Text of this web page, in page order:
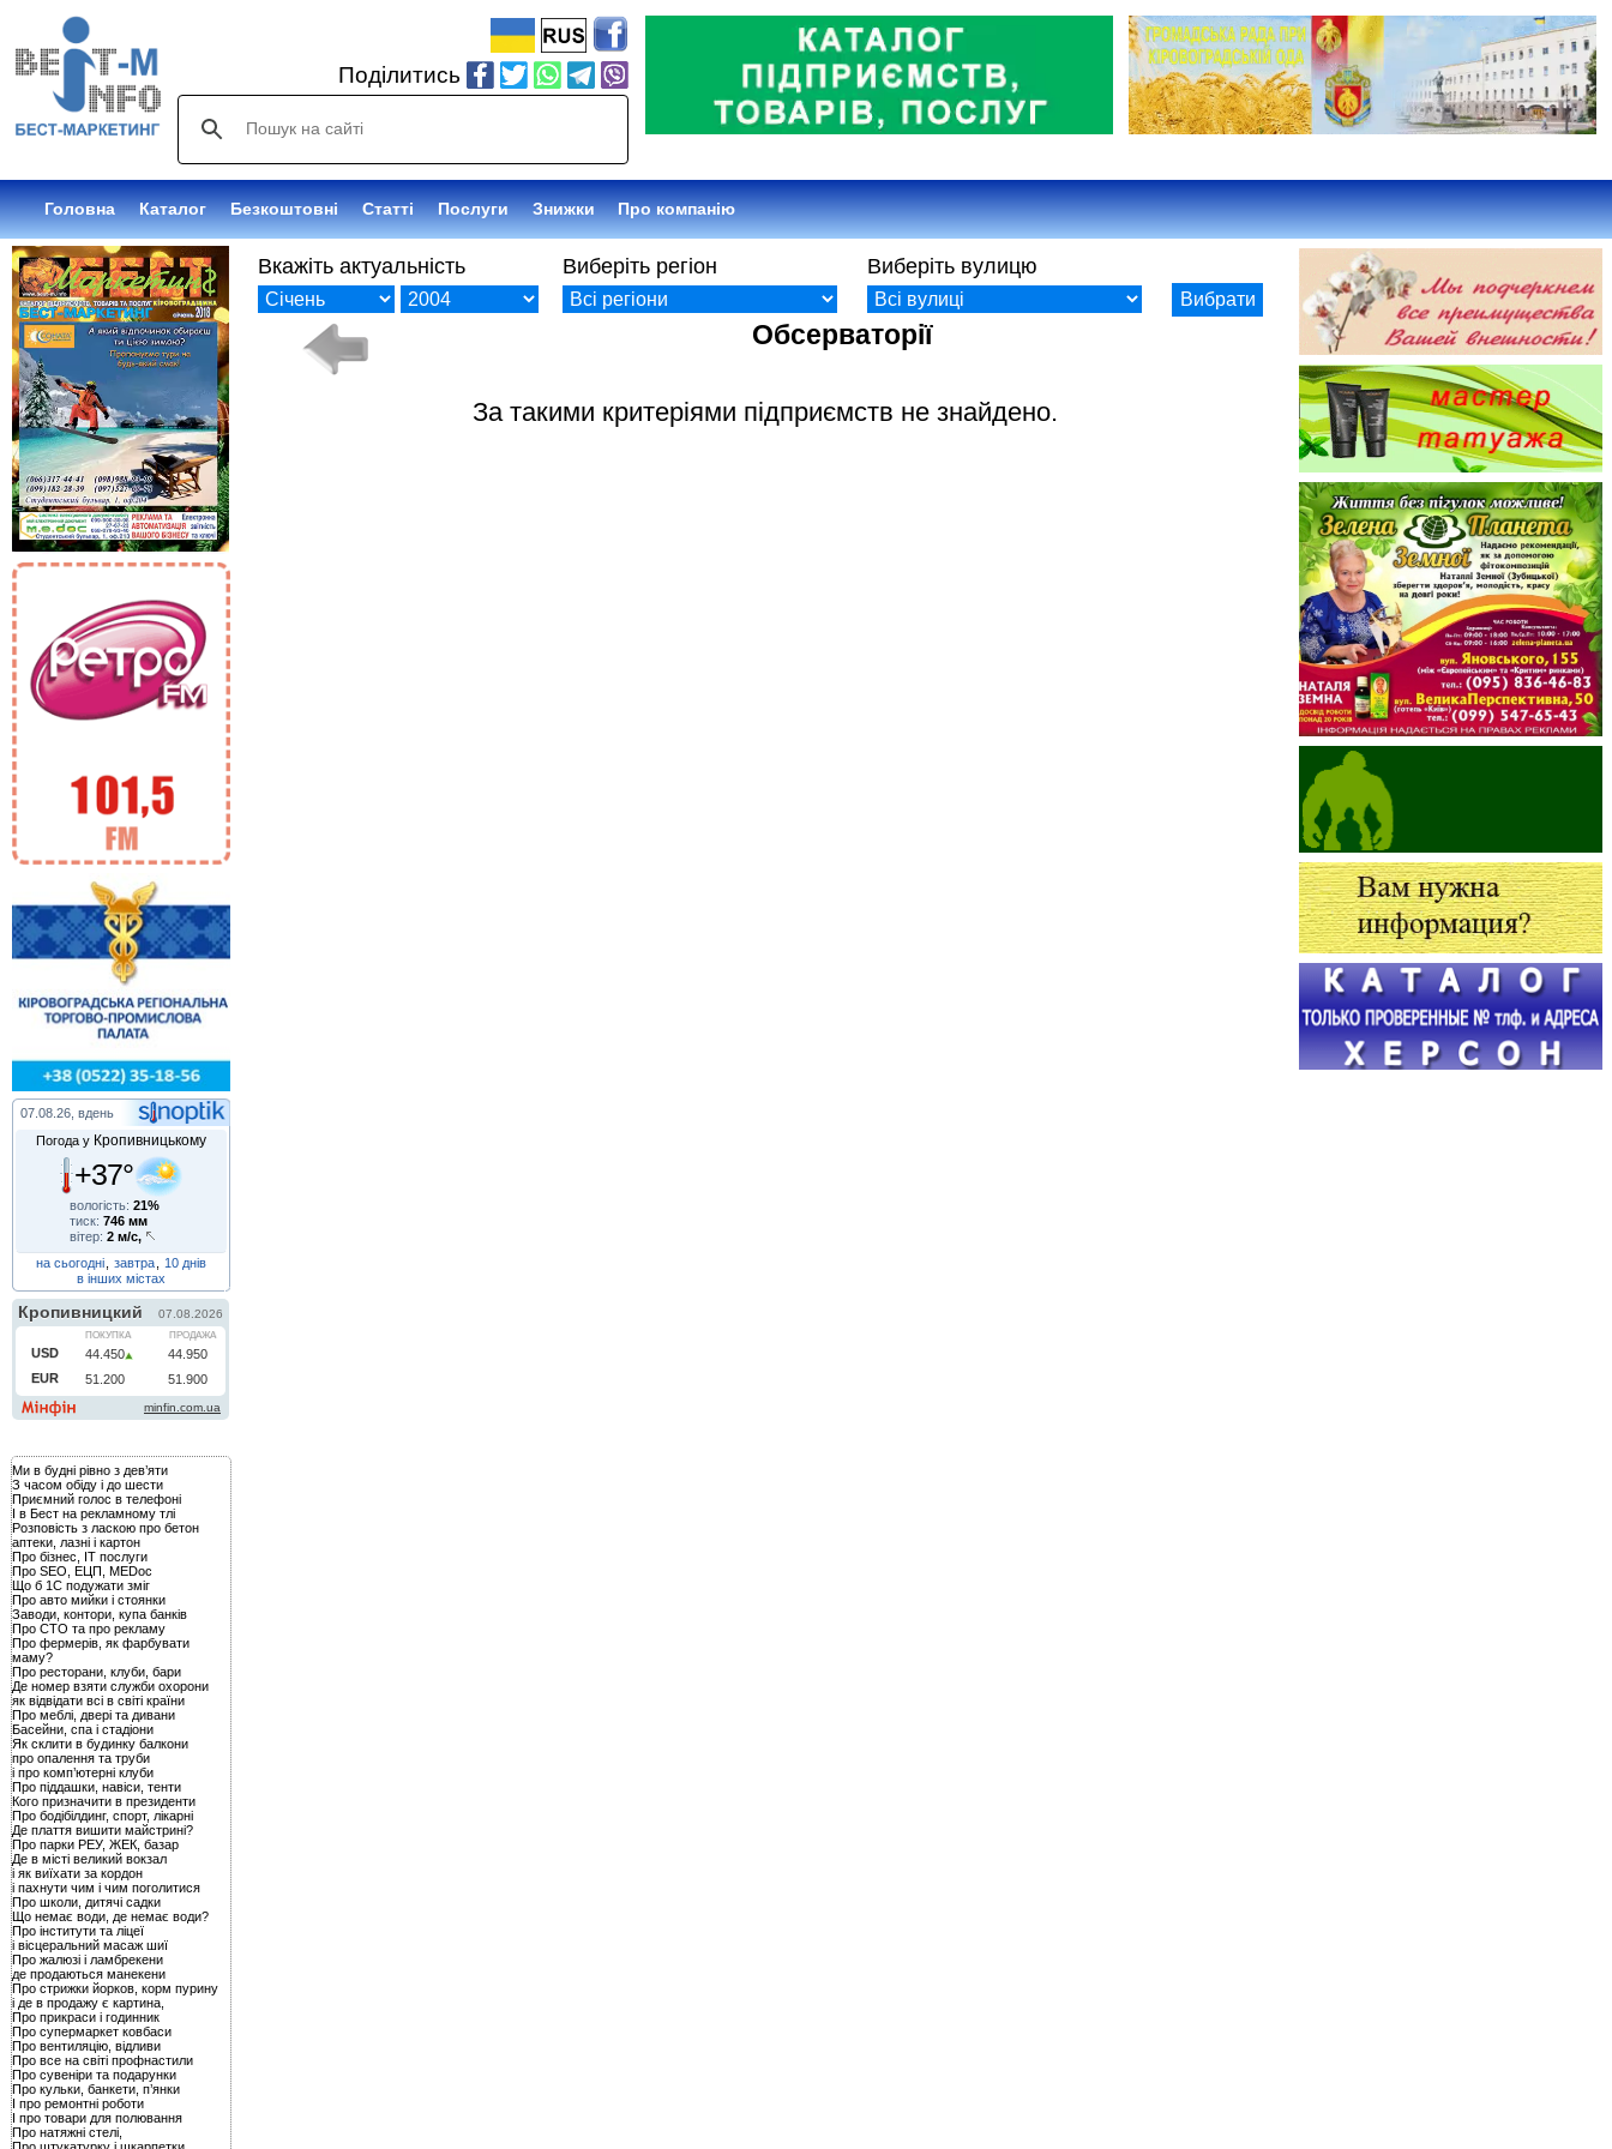
Поділитись
Головна Каталог Безкоштовні Статті Послуги Знижки Про компанію
07.08.26, вдень
Погода у Кропивницькому
+37°
вологість:21%
тиск:746 мм
вітер:2 м/с,
на сьогодні
завтра
10 днів
в інших містах
Ми в будні рівно з дев’яти
З часом обіду і до шести
Приємний голос в телефоні
І в Бест на рекламному тлі
Розповість з ласкою про бетон
аптеки, лазні і картон
Про бізнес, IT послуги
Про SEO, ЕЦП, MEDoc
Що б 1С подужати зміг
Про авто мийки і стоянки
Заводи, контори, купа банків
Про СТО та про рекламу
Про фермерів, як фарбувати
маму?
Про ресторани, клуби, бари
Де номер взяти служби охорони
як відвідати всі в світі країни
Про меблі, двері та дивани
Басейни, спа і стадіони
Як склити в будинку балкони
про опалення та труби
і про комп’ютерні клуби
Про піддашки, навіси, тенти
Кого призначити в президенти
Про бодібілдинг, спорт, лікарні
Де плаття вишити майстрині?
Про парки РЕУ, ЖЕК, базар
Де в місті великий вокзал
і як виїхати за кордон
і пахнути чим і чим поголитися
Про школи, дитячі садки
Що немає води, де немає води?
Про інститути та ліцеї
і вісцеральний масаж шиї
Про жалюзі і ламбрекени
де продаються манекени
Про стрижки йорков, корм пурину
і де в продажу є картина,
Про прикраси і годинник
Про супермаркет ковбаси
Про вентиляцію, відливи
Про все на світі профнастили
Про сувеніри та подарунки
Про кульки, банкети, п’янки
І про ремонтні роботи
І про товари для полювання
Про натяжні стелі,
Вкажіть актуальність Виберіть регіон Виберіть вулицю
Обсерваторії
За такими критеріями підприємств не знайдено.